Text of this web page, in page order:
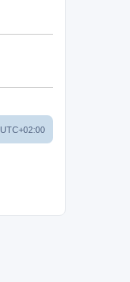
UTC+02:00